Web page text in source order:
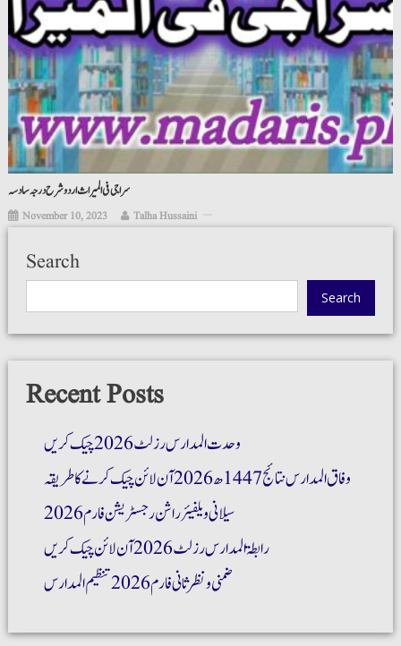
سراجی فی المیراث اردو شرح درجہ سادسہ
November 10, 2023 Talha Hussaini
Search
Search
Recent Posts
وحدت المدارس رزلٹ 2026 چیک کریں
وفاق المدارس نتائج 1447ھ 2026 آن لائن چیک کرنے کا طریقہ
سیلانی ویلفیئر راشن رجسٹریشن فارم 2026
رابطۃ المدارس رزلٹ 2026 آن لائن چیک کریں
ضمنی و نظر ثانی فارم 2026 تنظیم المدارس